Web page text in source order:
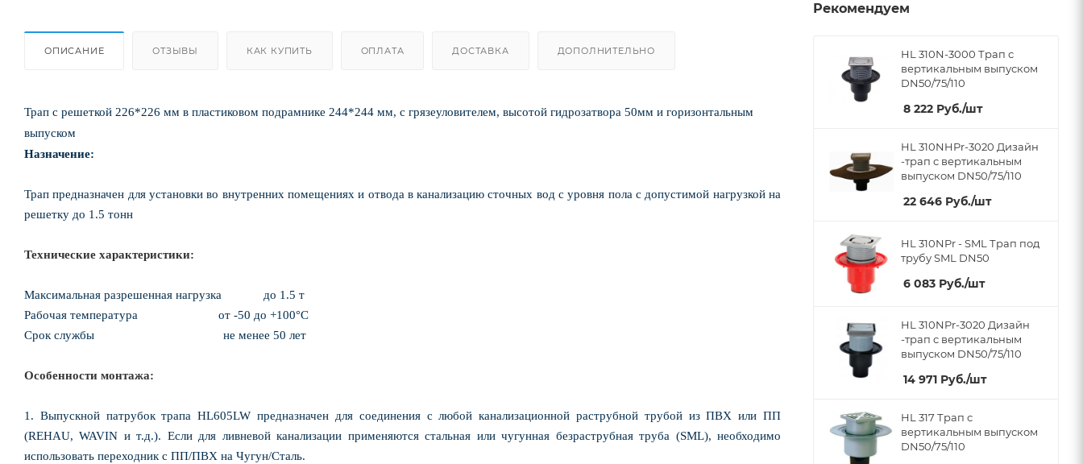
ОПИСАНИЕ ОТЗЫВЫ КАК КУПИТЬ ОПЛАТА ДОСТАВКА ДОПОЛНИТЕЛЬНО
Трап с решеткой 226*226 мм в пластиковом подрамнике 244*244 мм, с грязеуловителем, высотой гидрозатвора 50мм и горизонтальным
выпуском
Назначение:
Трап предназначен для установки во внутренних помещениях и отвода в канализацию сточных вод с уровня пола с допустимой нагрузкой на
решетку до 1.5 тонн
Технические характеристики:
Максимальная разрешенная нагрузка до 1.5 т
Рабочая температура от -50 до +100°С
Срок службы не менее 50 лет
Особенности монтажа:
1. Выпускной патрубок трапа HL605LW предназначен для соединения с любой канализационной раструбной трубой из ПВХ или ПП
(REHAU, WAVIN и т.д.). Если для ливневой канализации применяются стальная или чугунная безраструбная труба (SML), необходимо
использовать переходник с ПП/ПВХ на Чугун/Сталь.
Рекомендуем
HL 310N-3000 Трап с
вертикальным выпуском
DN50/75/110
8 222 Руб./шт
HL 310NHPr-3020 Дизайн
-трап с вертикальным
выпуском DN50/75/110
22 646 Руб./шт
HL 310NPr - SML Трап под
трубу SML DN50
6 083 Руб./шт
HL 310NPr-3020 Дизайн
-трап с вертикальным
выпуском DN50/75/110
14 971 Руб./шт
HL 317 Трап с
вертикальным выпуском
DN50/75/110